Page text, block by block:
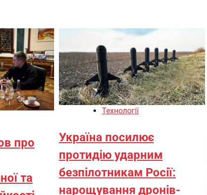
про
та
Технології
Україна посилює
протидію ударним
безпілотникам Росії:
нарощування дронів-